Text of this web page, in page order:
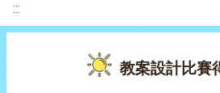
:::
教案設計比賽